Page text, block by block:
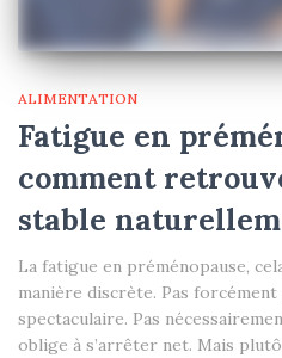
ALIMENTATION
Fatigue en
comment
stable
La fatigue en préménopause,
manière discrète. Pas
spectaculaire. Pas
oblige à s’arrêter net. Mais